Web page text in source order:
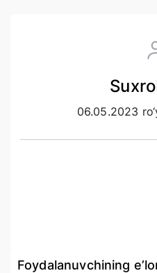
06.05.2023
Foydalanuvchining